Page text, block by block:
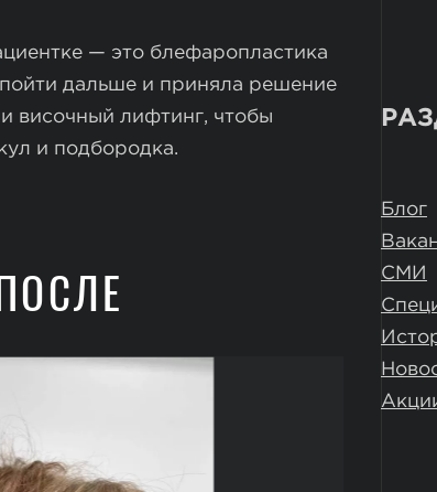
— это блефаропластика
дальше и приняла решение
височный лифтинг, чтобы
и подбородка.
Блог
СМИ